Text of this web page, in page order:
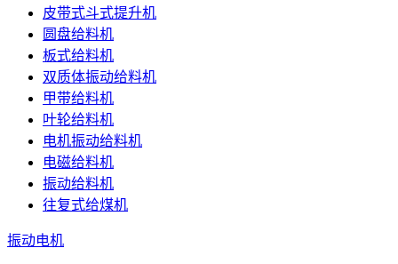
皮带式斗式提升机
圆盘给料机
板式给料机
双质体振动给料机
甲带给料机
叶轮给料机
电机振动给料机
电磁给料机
振动给料机
往复式给煤机
振动电机